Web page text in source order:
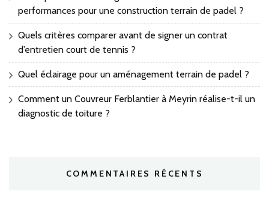
performances pour une construction terrain de padel ?
Quels critères comparer avant de signer un contrat
d’entretien court de tennis ?
Quel éclairage pour un aménagement terrain de padel ?
Comment un Couvreur Ferblantier à Meyrin réalise-t-il un
diagnostic de toiture ?
COMMENTAIRES RÉCENTS